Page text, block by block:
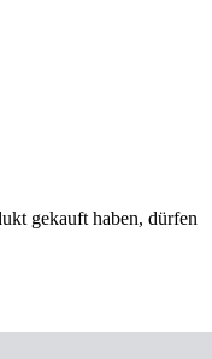
gekauft haben, dürfen